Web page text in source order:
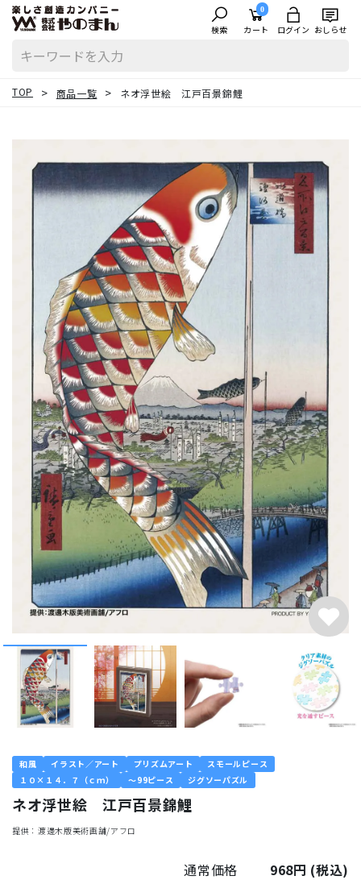
検索
0
カート ログイン おしらせ
TOP 商品一覧 ネオ浮世絵 江戸百景錦鯉
和風 イラスト／アート プリズムアート
スモールピース
１０×１４．７（ｃｍ）
～99ピース ジグソーパズル
ネオ浮世絵 江戸百景錦鯉
提供：渡邊木版美術画舗/アフロ
通常価格 968円 (税込)